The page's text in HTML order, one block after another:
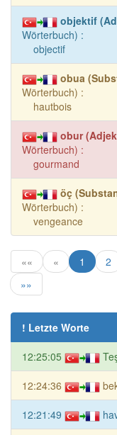
objektif
Wörterbuch) :
objectif
obua
Wörterbuch) :
hautbois
obur
Wörterbuch) :
gourmand
öç
Wörterbuch) :
vengeance
«« « 1 2
»»
! Letzte Worte
12:25:05
12:24:36
12:21:49